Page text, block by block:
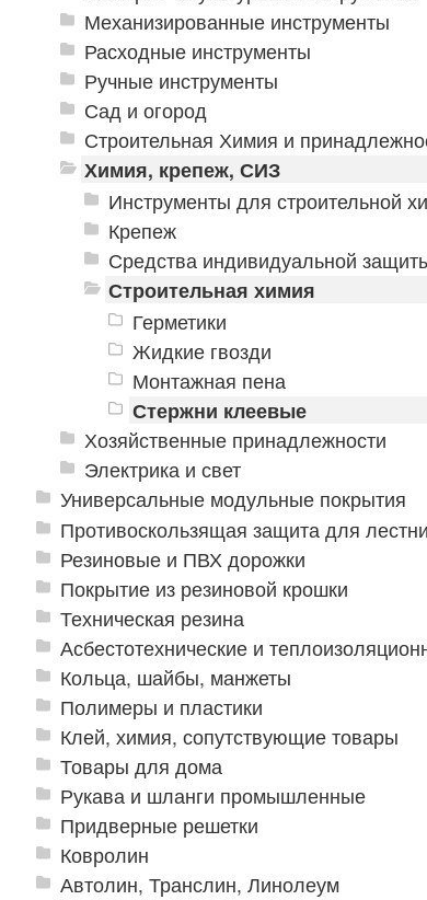
Механизированные инструменты
Расходные инструменты
Ручные инструменты
Сад и огород
Строительная Химия и
Химия, крепеж, СИЗ
Инструменты для строительной
Крепеж
Средства индивидуальной
Строительная химия
Герметики
Жидкие гвозди
Монтажная пена
Стержни клеевые
Хозяйственные принадлежности
Электрика и свет
Универсальные модульные покрытия
Противоскользящая защита для
Резиновые и ПВХ дорожки
Покрытие из резиновой крошки
Техническая резина
Асбестотехнические и
Кольца, шайбы, манжеты
Полимеры и пластики
Клей, химия, сопутствующие товары
Товары для дома
Рукава и шланги промышленные
Придверные решетки
Ковролин
Автолин, Транслин, Линолеум